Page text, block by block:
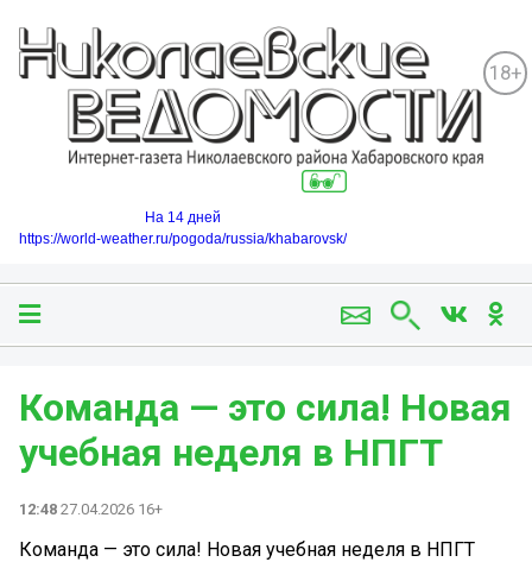
18+
На 14 дней
https://world-weather.ru/pogoda/russia/khabarovsk/
Команда — это сила! Новая
учебная неделя в НПГТ
12:48 27.04.2026 16+
Команда — это сила! Новая учебная неделя в НПГТ